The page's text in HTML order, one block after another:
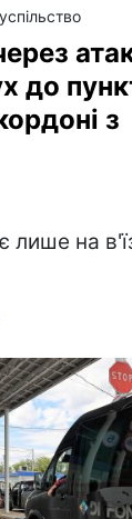
до
з
на